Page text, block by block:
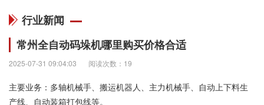
行业新闻
常州全自动码垛机哪里购买价格合适
2025-07-31 09:04:03 阅读次数：19
主要业务：多轴机械手、搬运机器人、主力机械手、自动上下料生
产线、自动装箱打包线等。